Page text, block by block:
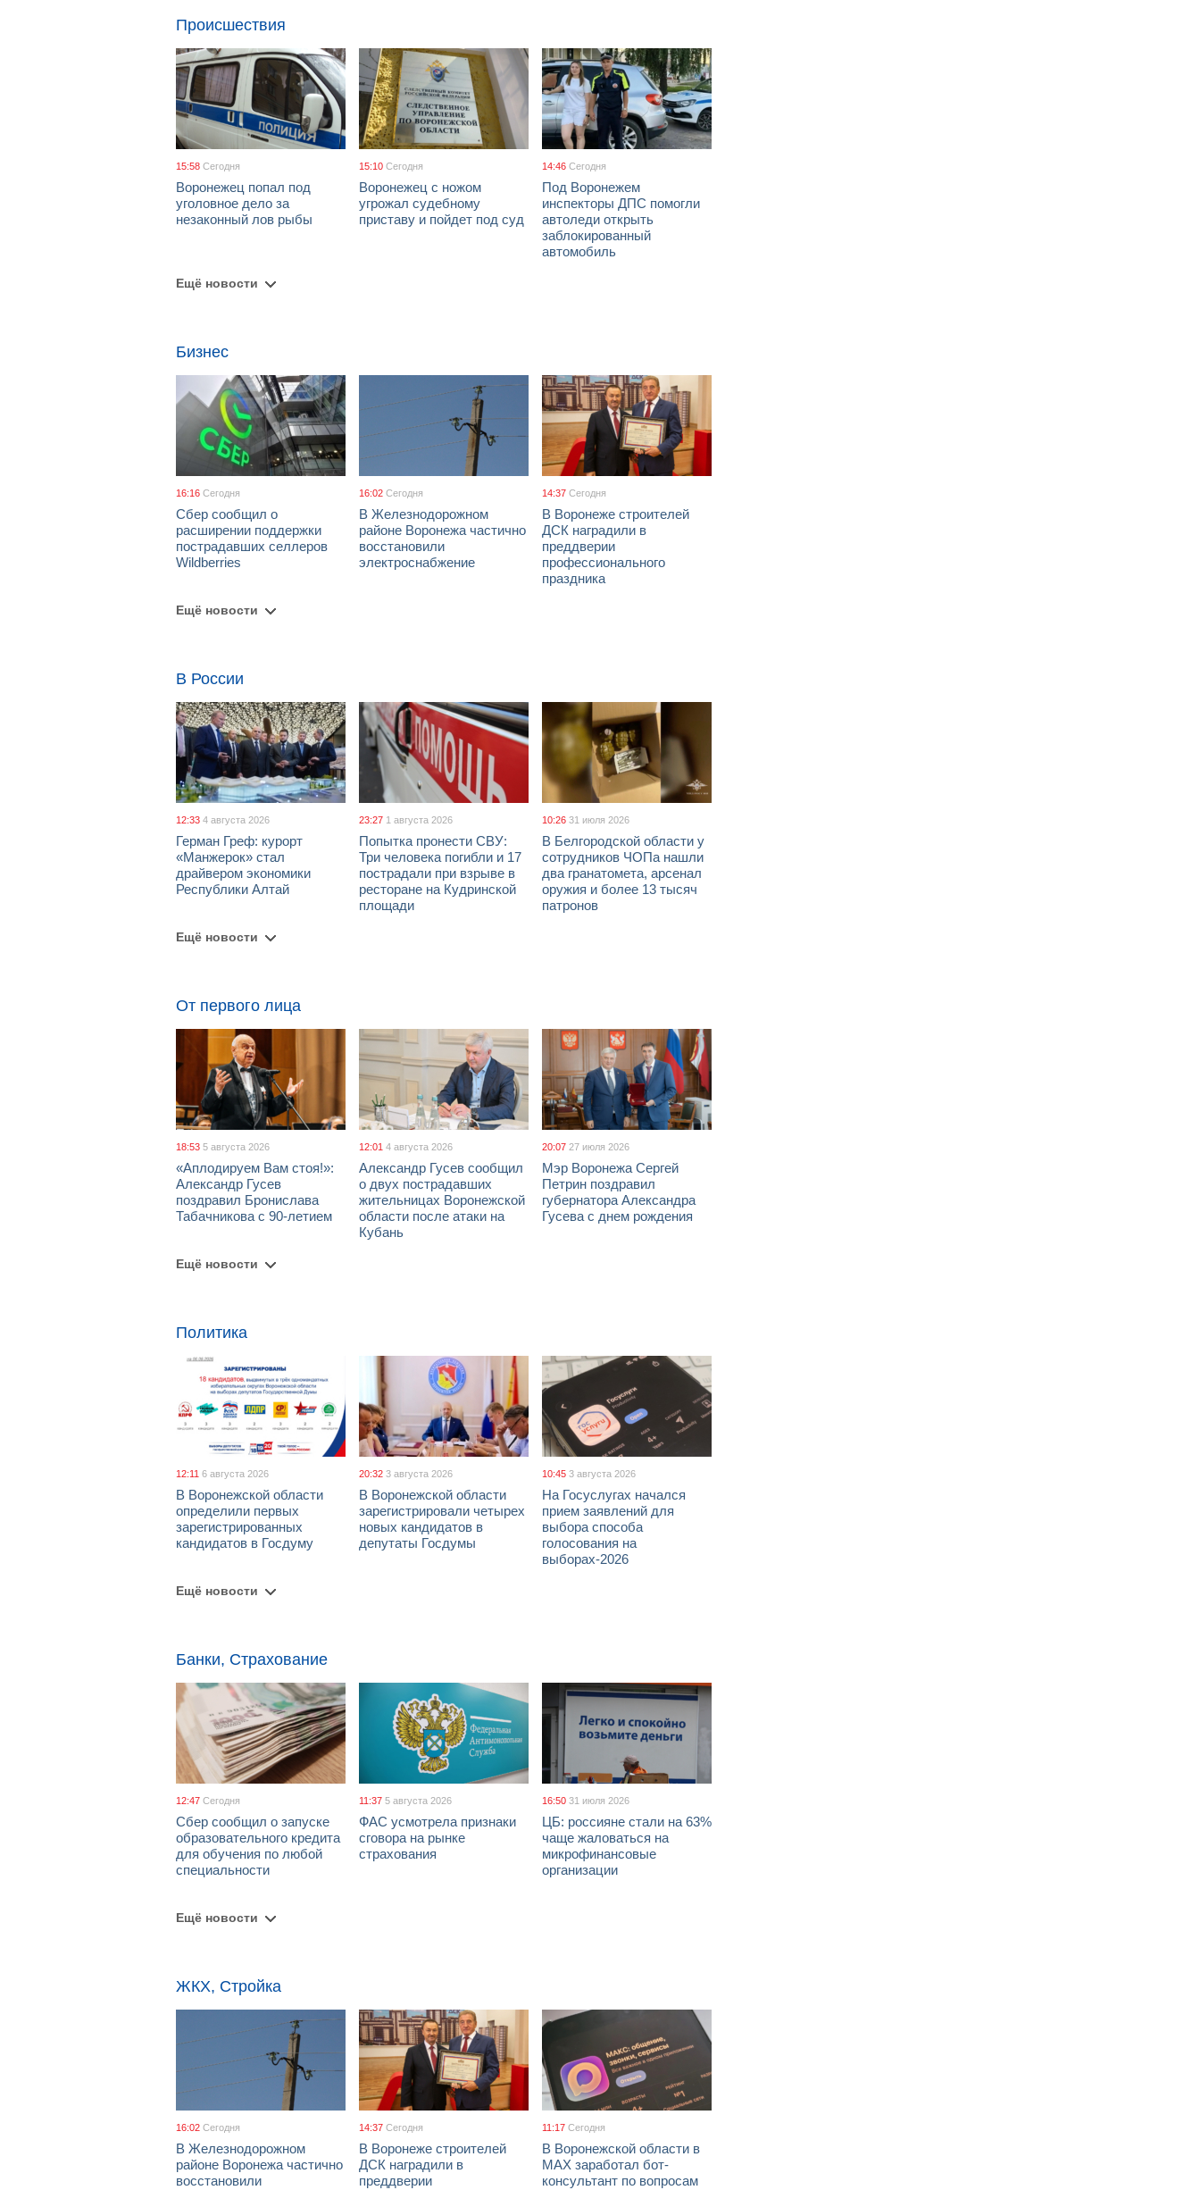
Происшествия
15:58 Сегодня
Воронежец попал под
уголовное дело за
незаконный лов рыбы
15:10 Сегодня
Воронежец с ножом
угрожал судебному
приставу и пойдет под суд
14:46 Сегодня
Под Воронежем
инспекторы ДПС помогли
автоледи открыть
заблокированный
автомобиль
Ещё новости
Бизнес
16:16 Сегодня
Сбер сообщил о
расширении поддержки
пострадавших селлеров
Wildberries
16:02 Сегодня
В Железнодорожном
районе Воронежа частично
восстановили
электроснабжение
14:37 Сегодня
В Воронеже строителей
ДСК наградили в
преддверии
профессионального
праздника
Ещё новости
В России
12:33 4 августа 2026
Герман Греф: курорт
«Манжерок» стал
драйвером экономики
Республики Алтай
23:27 1 августа 2026
Попытка пронести СВУ:
Три человека погибли и 17
пострадали при взрыве в
ресторане на Кудринской
площади
10:26 31 июля 2026
В Белгородской области у
сотрудников ЧОПа нашли
два гранатомета, арсенал
оружия и более 13 тысяч
патронов
Ещё новости
От первого лица
18:53 5 августа 2026
«Аплодируем Вам стоя!»:
Александр Гусев
поздравил Бронислава
Табачникова с 90-летием
12:01 4 августа 2026
Александр Гусев сообщил
о двух пострадавших
жительницах Воронежской
области после атаки на
Кубань
20:07 27 июля 2026
Мэр Воронежа Сергей
Петрин поздравил
губернатора Александра
Гусева с днем рождения
Ещё новости
Политика
12:11 6 августа 2026
В Воронежской области
определили первых
зарегистрированных
кандидатов в Госдуму
20:32 3 августа 2026
В Воронежской области
зарегистрировали четырех
новых кандидатов в
депутаты Госдумы
10:45 3 августа 2026
На Госуслугах начался
прием заявлений для
выбора способа
голосования на
выборах-2026
Ещё новости
Банки, Страхование
12:47 Сегодня
Сбер сообщил о запуске
образовательного кредита
для обучения по любой
специальности
11:37 5 августа 2026
ФАС усмотрела признаки
сговора на рынке
страхования
16:50 31 июля 2026
ЦБ: россияне стали на 63%
чаще жаловаться на
микрофинансовые
организации
Ещё новости
ЖКХ, Стройка
16:02 Сегодня
В Железнодорожном
районе Воронежа частично
восстановили
14:37 Сегодня
В Воронеже строителей
ДСК наградили в
преддверии
11:17 Сегодня
В Воронежской области в
МАХ заработал бот-
консультант по вопросам